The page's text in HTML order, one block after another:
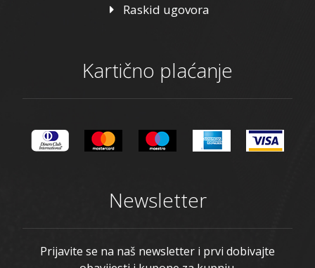
Raskid ugovora
Kartično plaćanje
Newsletter
Prijavite se na naš newsletter i prvi dobivajte